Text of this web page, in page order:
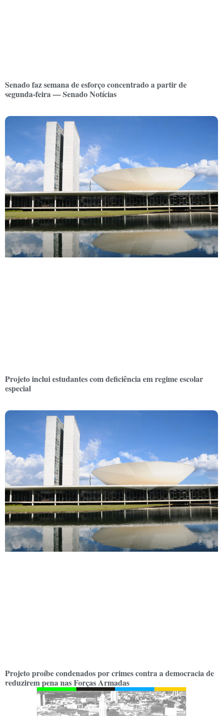
Senado faz semana de esforço concentrado a partir de
segunda-feira — Senado Notícias
Projeto inclui estudantes com deficiência em regime escolar
especial
Projeto proíbe condenados por crimes contra a democracia de
reduzirem pena nas Forças Armadas